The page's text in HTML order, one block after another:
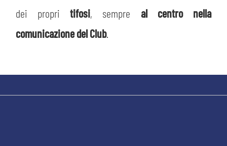
INFORMATIVA FINANZIARIA
PARTNER
dei propritifosi, sempre al centro nella
comunicazione del Club.